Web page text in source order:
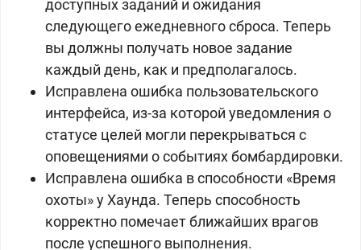
доступных заданий и ожидания
следующего ежедневного сброса. Теперь
вы должны получать новое задание
каждый день, как и предполагалось.
Исправлена ​​ошибка пользовательского
интерфейса, из-за которой уведомления о
статусе целей могли перекрываться с
оповещениями о событиях бомбардировки.
Исправлена ​​ошибка в способности «Время
охоты» у Хаунда. Теперь способность
корректно помечает ближайших врагов
после успешного выполнения.